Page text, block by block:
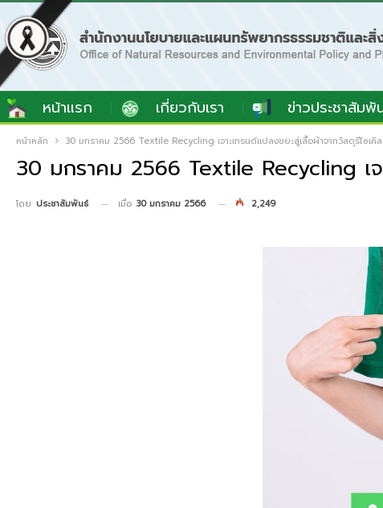
หน้าแรก เกี่ยวกับเรา ข่าวประชาสัมพั
หน้าหลัก 30 มกราคม 2566 Textile Recycling เจาะเทรนด์แปลงขยะสู่เสื้อผ้าจากวัสดุรีไซเคิ
30 มกราคม 2566 Textile Recycling เจ
โดย ประชาสัมพันธ์ เมื่อ 30 มกราคม 2566 2,249